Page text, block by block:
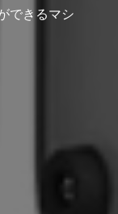
できるマシ